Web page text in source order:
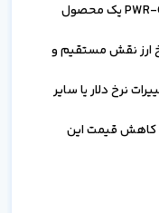
با توجه به اینکه پاور سوئیچ PWR-C2-1025WA یک محصول
ارز نقش مستقیم و
نرخ دلار یا سایر
کاهش قیمت این